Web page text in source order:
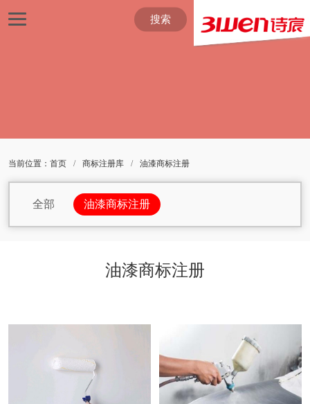
搜索
当前位置： 首页 / 商标注册库 / 油漆商标注册
全部 油漆商标注册
办公家具商标注册 办公设备商标注册
床上用品商标注册
茶具商标注册 厨具商标注册
油漆商标注册